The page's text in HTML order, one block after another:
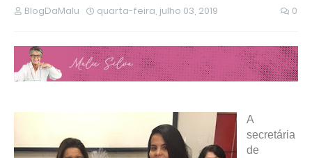
BlogDaMalu quarta-feira, julho 03, 2019 0
A
secretária
de